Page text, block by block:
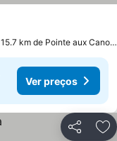
Flic en Flac, a 15.7 km de Pointe aux Canonniers
Ver preços
Partilhar